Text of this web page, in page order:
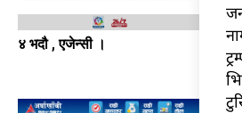
४ भदौ , एजेन्सी ।